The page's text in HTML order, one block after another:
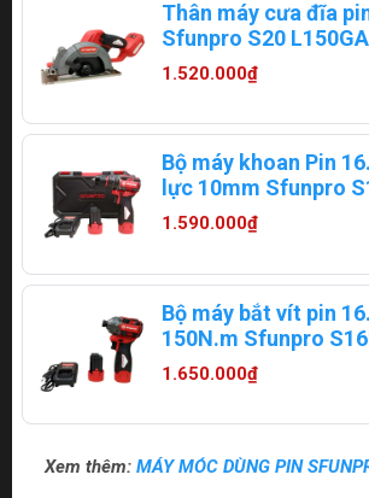
Thân máy cưa đĩa
Sfunpro S20
(có lưỡi hợp kim)
1.520.000₫
Bộ máy khoan Pin
lực 10mm Sfunpro
(2 pin + 1 sạc)
1.590.000₫
Bộ máy bắt vít pin
150N.m Sfunpro
(2 pin + 1 sạc)
1.650.000₫
Xem thêm: MÁY MÓC DÙNG PIN